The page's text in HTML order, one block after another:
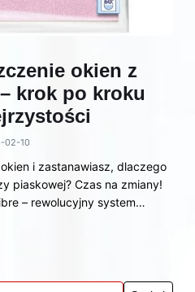
okien z
krok po kroku
02-10
i zastanawiasz, dlaczego
piaskowej? Czas na zmiany!
– rewolucyjny system…